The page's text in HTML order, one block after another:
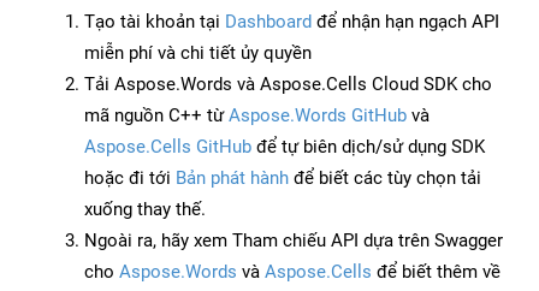
Tạo tài khoản tại Dashboard để nhận hạn ngạch API
miễn phí và chi tiết ủy quyền
Tải Aspose.Words và Aspose.Cells Cloud SDK cho
mã nguồn C++ từAspose.Words GitHub và
Aspose.Cells GitHub để tự biên dịch/sử dụng SDK
hoặc đi tới Bản phát hành để biết các tùy chọn tải
xuống thay thế.
Ngoài ra, hãy xem Tham chiếu API dựa trên Swagger
cho Aspose.Words và Aspose.Cells để biết thêm về